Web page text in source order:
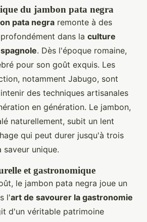
du jambon pata negra
pata negra remonte à des
dans la culture
. Dès l'époque romaine,
pour son goût exquis. Les
notamment Jabugo, sont
des techniques artisanales
en génération. Le jambon,
naturellement, subit un lent
qui peut durer jusqu'à trois
saveur unique.
et gastronomique
le jambon pata negra joue un
l'art de savourer la gastronomie
d'un véritable patrimoine